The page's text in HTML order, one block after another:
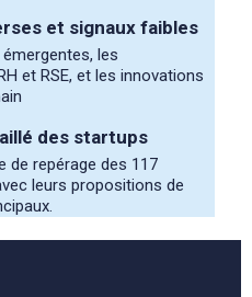
et signaux faibles
les
et RSE, et les innovations
des startups
de repérage des 117
leurs propositions de